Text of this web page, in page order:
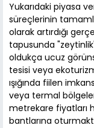
Yukarıdaki piyasa
süreçlerinin
olarak artırdığı
tapusunda
oldukça ucuz
tesisi veya
ışığında fiilen
veya termal
metrekare fiyatları
bantlarına